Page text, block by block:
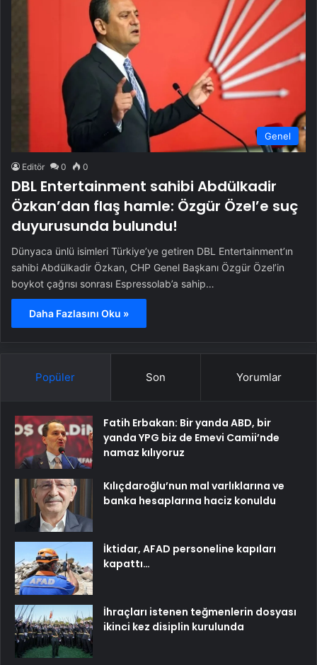
Genel
Editör 0 0
DBL Entertainment sahibi Abdülkadir
Özkan’dan flaş hamle: Özgür Özel’e suç
duyurusunda bulundu!
Dünyaca ünlü isimleri Türkiye’ye getiren DBL Entertainment’ın
sahibi Abdülkadir Özkan, CHP Genel Başkanı Özgür Özel’in
boykot çağrısı sonrası Espressolab’a sahip…
Daha Fazlasını Oku »
Popüler Son Yorumlar
Fatih Erbakan: Bir yanda ABD, bir
yanda YPG biz de Emevi Camii’nde
namaz kılıyoruz
Kılıçdaroğlu’nun mal varlıklarına ve
banka hesaplarına haciz konuldu
İktidar, AFAD personeline kapıları
kapattı…
İhraçları istenen teğmenlerin dosyası
ikinci kez disiplin kurulunda